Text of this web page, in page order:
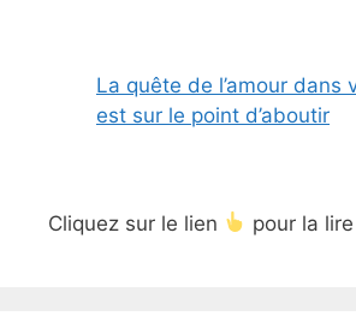
La quête de l’amour dans
est sur le point d’aboutir
Cliquez sur le lien pour la